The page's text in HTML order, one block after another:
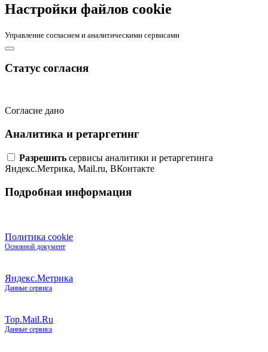
Настройки файлов cookie
Управление согласием и аналитическими сервисами
Статус согласия
Согласие дано
Аналитика и ретаргетинг
Разрешить сервисы аналитики и ретаргетинга
Яндекс.Метрика, Mail.ru, ВКонтакте
Подробная информация
Политика cookie
Основной документ
Яндекс.Метрика
Данные сервиса
Top.Mail.Ru
Данные сервиса